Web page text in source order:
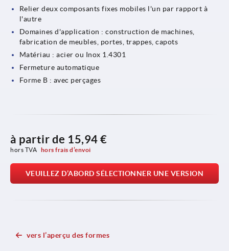
Relier deux composants fixes mobiles l'un par rapport à
l'autre
Domaines d'application : construction de machines,
fabrication de meubles, portes, trappes, capots
Matériau : acier ou Inox 1.4301
Fermeture automatique
Forme B : avec perçages
à partir de 15,94 €
hors TVA hors frais d’envoi
VEUILLEZ D’ABORD SÉLECTIONNER UNE VERSION
vers l’aperçu des formes